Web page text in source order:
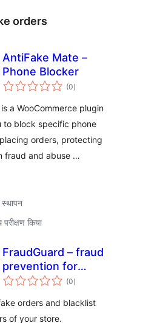
orders
AntiFake Mate –
Phone Blocker
(0कुल
दर)
a WooCommerce plugin
to block specific phone
orders, protecting
fraud and abuse …
किया
FraudGuard – fraud
prevention for
WooCommerce
(0कुल
दर)
orders and blacklist
of your store.